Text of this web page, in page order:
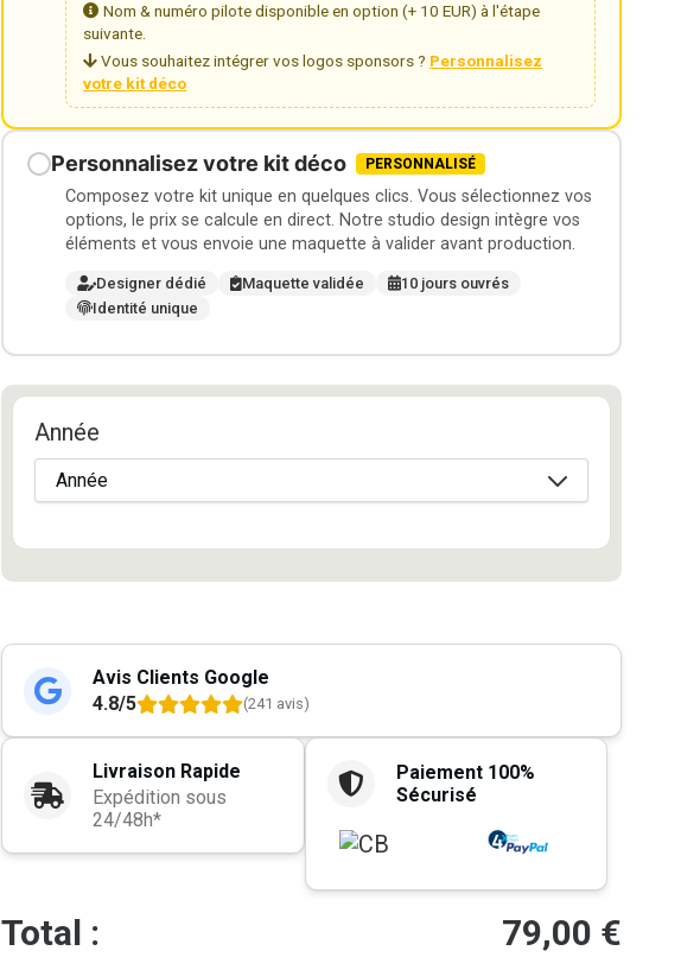
Nom & numéro pilote disponible en option (+ 10 EUR) à l'étape
suivante.
Vous souhaitez intégrer vos logos sponsors ? Personnalisez
votre kit déco
Personnalisez votre kit déco PERSONNALISÉ
Composez votre kit unique en quelques clics. Vous sélectionnez vos
options, le prix se calcule en direct. Notre studio design intègre vos
éléments et vous envoie une maquette à valider avant production.
Designer dédié Maquette validée
10 jours ouvrés
Identité unique
Année
Avis Clients Google
4.8/5
(241 avis)
Livraison Rapide
Expédition sous
24/48h*
Paiement 100%
Sécurisé
Total : 79,00 €